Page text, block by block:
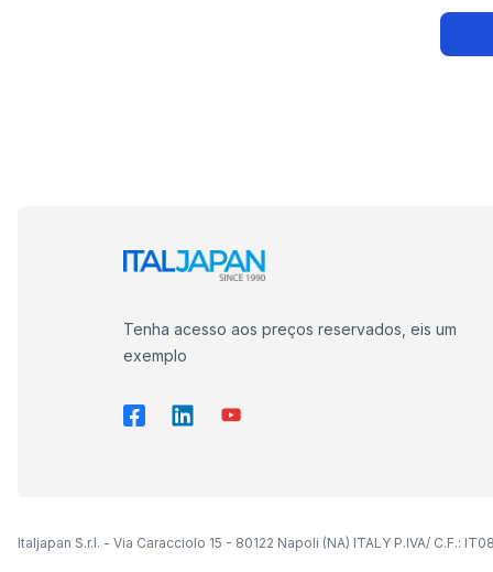
Tenha acesso aos preços reservados, eis um
exemplo
Italjapan S.r.l. - Via Caracciolo 15 - 80122 Napoli (NA) ITALY P.IVA/ C.F.: